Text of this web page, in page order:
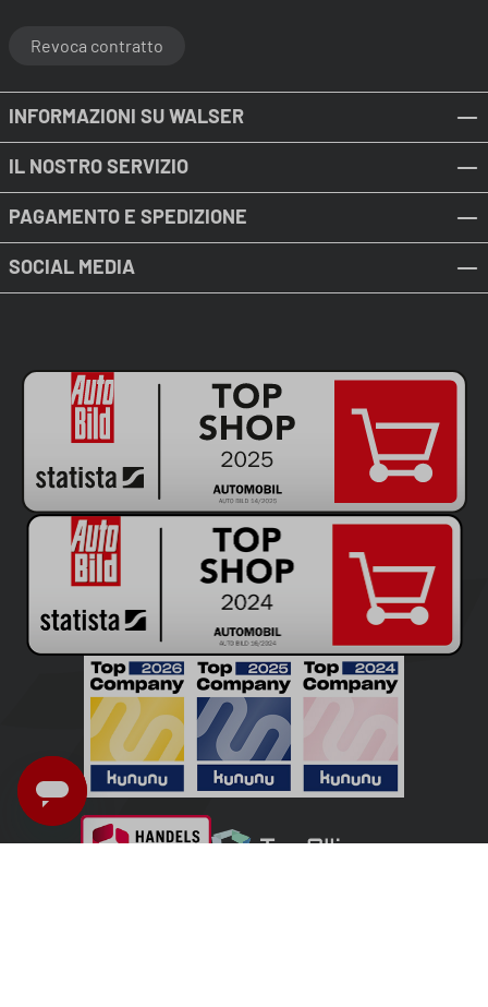
Revoca contratto
INFORMAZIONI SU WALSER
IL NOSTRO SERVIZIO
PAGAMENTO E SPEDIZIONE
SOCIAL MEDIA